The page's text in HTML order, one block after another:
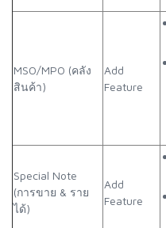
MSO/MPO (คลัง
สินค้า)
Add
Feature
Special Note
(การขาย & ราย
ได้)
Add
Feature